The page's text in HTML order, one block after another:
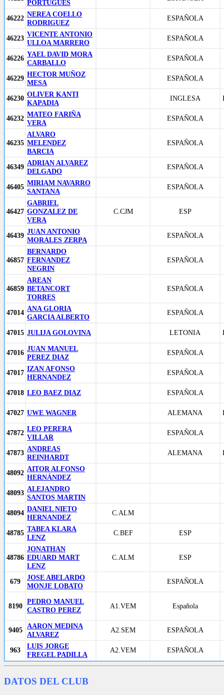
PORTUGUES
46222 NEREA COELLO
RODRIGUEZ
ESPAÑOLA
46223 VICENTE ANTONIO
ULLOA MARRERO
ESPAÑOLA
46226 YAEL DAVID MORA
CARBALLO
ESPAÑOLA
46229 HECTOR MUÑOZ
MESA
ESPAÑOLA
46230 OLIVER KANTI
KAPADIA
INGLESA
46232 MATEO FARIÑA
VERA
ESPAÑOLA
46235
ALVARO
MELENDEZ
BARCIA
ESPAÑOLA
46349 ADRIAN ALVAREZ
DELGADO
ESPAÑOLA
46405 MIRIAM NAVARRO
SANTANA
ESPAÑOLA
46427
GABRIEL
GONZALEZ DE
VERA
C.CJM ESP
46439 JUAN ANTONIO
MORALES ZERPA
ESPAÑOLA
46857
BERNARDO
FERNANDEZ
NEGRIN
ESPAÑOLA
46859
AREAN
BETANCORT
TORRES
ESPAÑOLA
47014 ANA GLORIA
GARCIA ALBERTO
ESPAÑOLA
47015 JULIJA GOLOVINA LETONIA
47016 JUAN MANUEL
PEREZ DIAZ
ESPAÑOLA
47017 IZAN AFONSO
HERNANDEZ
ESPAÑOLA
47018 LEO BAEZ DIAZ ESPAÑOLA
47027 UWE WAGNER ALEMANA
47872 LEO PERERA
VILLAR
ESPAÑOLA
47873 ANDREAS
REINHARDT
ALEMANA
48092 AITOR ALFONSO
HERNÁNDEZ
48093 ALEJANDRO
SANTOS MARTIN
48094 DANIEL NIETO
HERNANDEZ
C.ALM
48785 TABEA KLARA
LENZ
C.BEF ESP
48786
JONATHAN
EDUARD MART
LENZ
C.ALM ESP
679
JOSE ABELARDO
MONJE LOBATO
ESPAÑOLA
8190
PEDRO MANUEL
CASTRO PEREZ
A1.VEM Española
9405 AARON MEDINA
ALVAREZ
A2.SEM ESPAÑOLA
963
LUIS JORGE
FREGEL PADILLA
A2.VEM ESPAÑOLA
DATOS DEL CLUB